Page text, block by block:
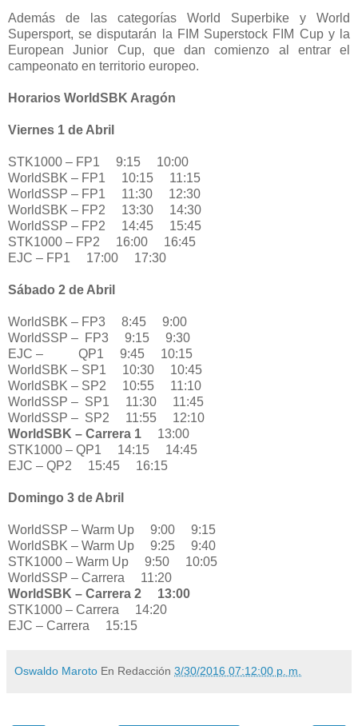
Además de las categorías World Superbike y World
Supersport, se disputarán la FIM Superstock FIM Cup y la
European Junior Cup, que dan comienzo al entrar el
campeonato en territorio europeo.
Horarios WorldSBK Aragón
Viernes 1 de Abril
STK1000 – FP1 9:15 10:00
WorldSBK – FP1 10:15 11:15
WorldSSP – FP1 11:30 12:30
WorldSBK – FP2 13:30 14:30
WorldSSP – FP2 14:45 15:45
STK1000 – FP2 16:00 16:45
EJC – FP1 17:00 17:30
Sábado 2 de Abril
WorldSBK – FP3 8:45 9:00
WorldSSP – FP3 9:15 9:30
EJC – QP1 9:45 10:15
WorldSBK – SP1 10:30 10:45
WorldSBK – SP2 10:55 11:10
WorldSSP – SP1 11:30 11:45
WorldSSP – SP2 11:55 12:10
WorldSBK – Carrera 1 13:00
STK1000 – QP1 14:15 14:45
EJC – QP2 15:45 16:15
Domingo 3 de Abril
WorldSSP – Warm Up 9:00 9:15
WorldSBK – Warm Up 9:25 9:40
STK1000 – Warm Up 9:50 10:05
WorldSSP – Carrera 11:20
WorldSBK – Carrera 2 13:00
STK1000 – Carrera 14:20
EJC – Carrera 15:15
Oswaldo Maroto En Redacción 3/30/2016 07:12:00 p. m.